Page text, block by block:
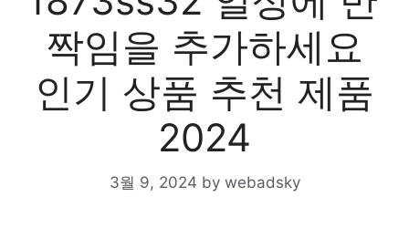
짝임을 추가하세요
인기 상품 추천 제품
2024
3월 9, 2024 by webadsky